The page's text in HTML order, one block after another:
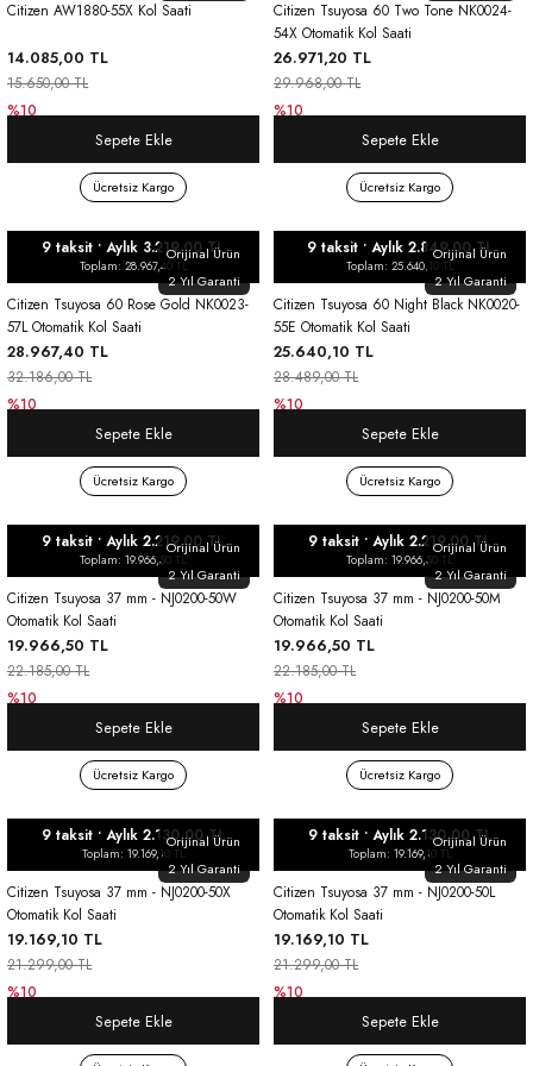
Citizen AW1880-55X Kol Saati
14.085,00 TL
15.650,00 TL
%10
Sepete Ekle
Ücretsiz Kargo
Citizen Tsuyosa 60 Two Tone NK0024-
54X Otomatik Kol Saati
26.971,20 TL
29.968,00 TL
%10
Sepete Ekle
Ücretsiz Kargo
Orijinal Ürün
2 Yıl Garanti
9 taksit • Aylık 3.219,00 TL
Toplam: 28.967,40 TL
Citizen Tsuyosa 60 Rose Gold NK0023-
57L Otomatik Kol Saati
28.967,40 TL
32.186,00 TL
%10
Sepete Ekle
Ücretsiz Kargo
Orijinal Ürün
2 Yıl Garanti
9 taksit • Aylık 2.849,00 TL
Toplam: 25.640,10 TL
Citizen Tsuyosa 60 Night Black NK0020-
55E Otomatik Kol Saati
25.640,10 TL
28.489,00 TL
%10
Sepete Ekle
Ücretsiz Kargo
Orijinal Ürün
2 Yıl Garanti
9 taksit • Aylık 2.219,00 TL
Toplam: 19.966,50 TL
Citizen Tsuyosa 37 mm - NJ0200-50W
Otomatik Kol Saati
19.966,50 TL
22.185,00 TL
%10
Sepete Ekle
Ücretsiz Kargo
Orijinal Ürün
2 Yıl Garanti
9 taksit • Aylık 2.219,00 TL
Toplam: 19.966,50 TL
Citizen Tsuyosa 37 mm - NJ0200-50M
Otomatik Kol Saati
19.966,50 TL
22.185,00 TL
%10
Sepete Ekle
Ücretsiz Kargo
Orijinal Ürün
2 Yıl Garanti
9 taksit • Aylık 2.130,00 TL
Toplam: 19.169,10 TL
Citizen Tsuyosa 37 mm - NJ0200-50X
Otomatik Kol Saati
19.169,10 TL
21.299,00 TL
%10
Sepete Ekle
Orijinal Ürün
2 Yıl Garanti
9 taksit • Aylık 2.130,00 TL
Toplam: 19.169,10 TL
Citizen Tsuyosa 37 mm - NJ0200-50L
Otomatik Kol Saati
19.169,10 TL
21.299,00 TL
%10
Sepete Ekle